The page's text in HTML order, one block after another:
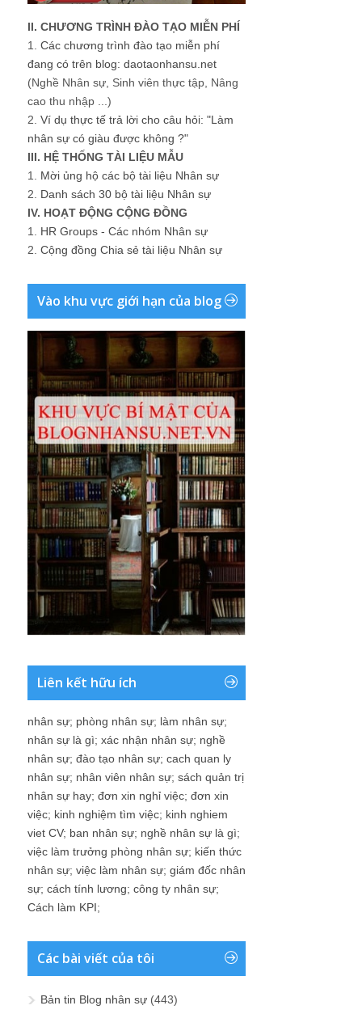
II. CHƯƠNG TRÌNH ĐÀO TẠO MIỄN PHÍ
1. Các chương trình đào tạo miễn phí
đang có trên blog: daotaonhansu.net
(Nghề Nhân sự, Sinh viên thực tập, Nâng
cao thu nhập ...)
2. Ví dụ thực tế trả lời cho câu hỏi: "Làm
nhân sự có giàu được không ?"
III. HỆ THỐNG TÀI LIỆU MẪU
1. Mời ủng hộ các bộ tài liệu Nhân sự
2. Danh sách 30 bộ tài liệu Nhân sự
IV. HOẠT ĐỘNG CỘNG ĐỒNG
1. HR Groups - Các nhóm Nhân sự
2. Cộng đồng Chia sẻ tài liệu Nhân sự
Vào khu vực giới hạn của blog
Liên kết hữu ích
nhân sự; phòng nhân sự; làm nhân sự;
nhân sự là gì; xác nhận nhân sự; nghề
nhân sự; đào tạo nhân sự; cach quan ly
nhân sự; nhân viên nhân sự; sách quản trị
nhân sự hay; đơn xin nghỉ việc; đơn xin
việc; kinh nghiệm tìm việc; kinh nghiem
viet CV; ban nhân sự; nghề nhân sự là gì;
việc làm trưởng phòng nhân sự; kiến thức
nhân sự; việc làm nhân sự; giám đốc nhân
sự; cách tính lương; công ty nhân sự;
Cách làm KPI;
Các bài viết của tôi
Bản tin Blog nhân sự (443)